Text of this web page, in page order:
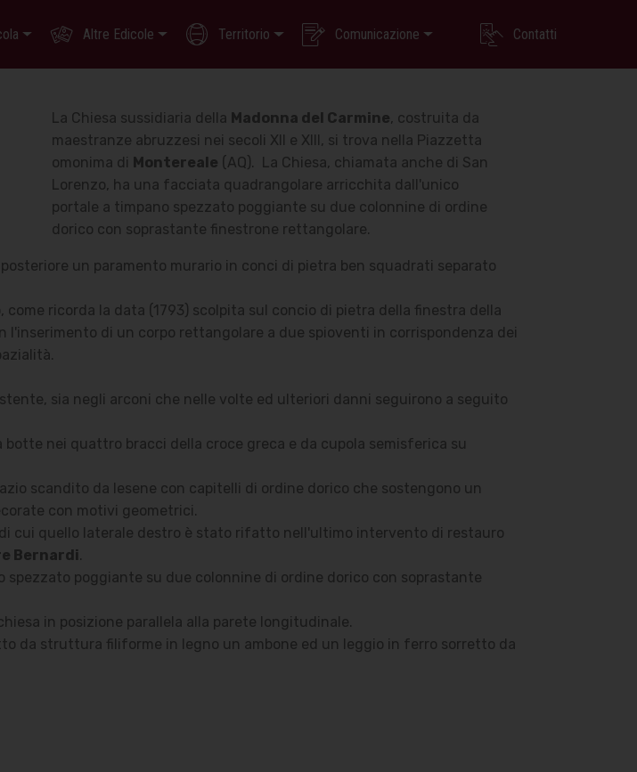
La Chiesa sussidiaria della Madonna del Carmine, costruita da
maestranze abruzzesi nei secoli XII e XIII, si trova nella Piazzetta
omonima di Montereale (AQ). La Chiesa, chiamata anche di San
Lorenzo, ha una facciata quadrangolare arricchita dall'unico
portale a timpano spezzato poggiante su due colonnine di ordine
dorico con soprastante finestrone rettangolare.
un paramento murario in conci di pietra ben squadrati separato
ricorda la data (1793) scolpita sul concio di pietra della finestra della
di un corpo rettangolare a due spioventi in corrispondenza dei
sia negli arconi che nelle volte ed ulteriori danni seguirono a seguito
nei quattro bracci della croce greca e da cupola semisferica su
scandito da lesene con capitelli di ordine dorico che sostengono un
con motivi geometrici.
cui quello laterale destro è stato rifatto nell'ultimo intervento di restauro
Bernardi.
poggiante su due colonnine di ordine dorico con soprastante
in posizione parallela alla parete longitudinale.
da struttura filiforme in legno un ambone ed un leggio in ferro sorretto da
Altre Edicole Territorio Comunicazione Contatti